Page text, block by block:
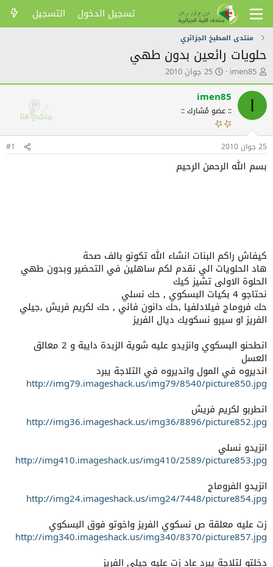
تسجيل الدخول التسجيل
منتدى المطبخ الجزائري
حلويات رائعين بدون طهي
ك
ا
ت
ب
ا
م
و
ض
و
imen85 ت
ا
ر
ي
خ
ل
ش
ر
25 جوان 2010
I
imen85
:: عضو مُشارك ::
25 جوان 2010 #1
بسم الله الرحمن الرحيم
كيفاش راكم البنات انشاء الله تكونو بالف صحة
هاد الحلويات الي نقدم لكم ساهلين في التحضير وبدون طهي
الحلوة الاولى تشيز كيك
نحتاجو 4 بكيات البسكوي , حك نسلي
حك فروماج فيلادلفيا ,حك دانون فاني , حك لكريم فريش ,جيلي
الفريز او سيرو نسكويك ديال الفريز
انطحنو البسكوي وانزيدو عليه شوية الزبدة دايبة و 2 معالق
العسل
انديروه في المول وانديروه في التلاجة يبرد
http://img79.imageshack.us/img79/8540/picture850.jpg
انطربو لكريم فريش
http://img36.imageshack.us/img36/8896/picture852.jpg
انزيدو نسلي
http://img410.imageshack.us/img410/2589/picture853.jpg
انزيدو الفروماج
http://img24.imageshack.us/img24/7448/picture854.jpg
زت عليه معلقة ص نسكوي الفريز واخوتو فوق البسكوي
http://img340.imageshack.us/img340/8370/picture857.jpg
دخلتو لتلاجة يبرد عاد زت عليه جيلي الفريز